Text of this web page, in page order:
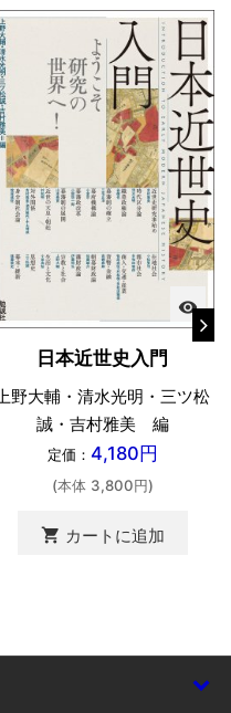
visibility
日本近世史入門
上野大輔・清水光明・三ツ松
誠・吉村雅美 編
定価： 4,180円
(本体 3,800円)
shopping_cart カートに追加